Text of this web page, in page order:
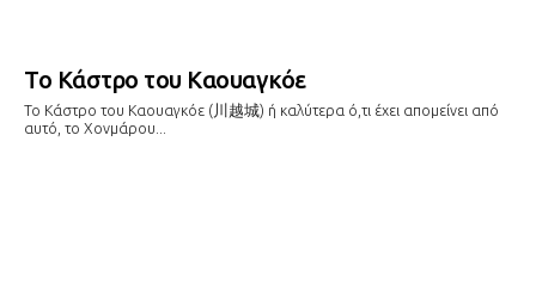
Το Κάστρο του Καουαγκόε
Το Κάστρο του Καουαγκόε (川越城) ή καλύτερα ό,τι έχει απομείνει από
αυτό, το Χονμάρου...